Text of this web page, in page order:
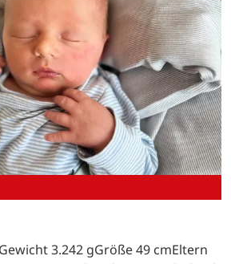
3.242 gGröße 49 cmEltern